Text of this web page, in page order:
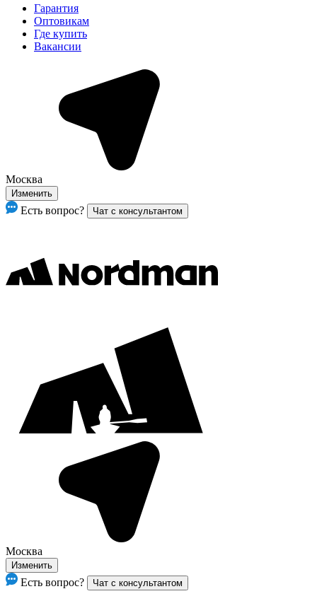
Гарантия
Оптовикам
Где купить
Вакансии
Москва
Изменить
Есть вопрос? Чат с консультантом
Москва
Изменить
Есть вопрос? Чат с консультантом